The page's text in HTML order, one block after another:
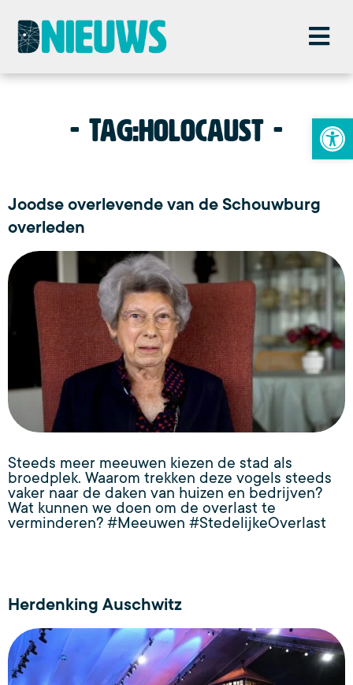
Tag:holocaust
Joodse overlevende van de Schouwburg
overleden
Steeds meer meeuwen kiezen de stad als
broedplek. Waarom trekken deze vogels steeds
vaker naar de daken van huizen en bedrijven?
Wat kunnen we doen om de overlast te
verminderen? #Meeuwen #StedelijkeOverlast
Herdenking Auschwitz